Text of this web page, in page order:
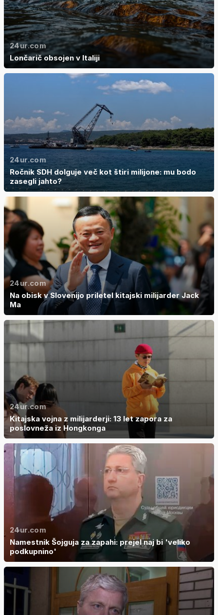
24ur.com
Lončarič obsojen v Italiji
24ur.com
Ročnik SDH dolguje več kot štiri milijone: mu bodo
zasegli jahto?
24ur.com
Na obisk v Slovenijo priletel kitajski milijarder Jack
Ma
24ur.com
Kitajska vojna z milijarderji: 13 let zapora za
poslovneža iz Hongkonga
24ur.com
Namestnik Šojguja za zapahi: prejel naj bi 'veliko
podkupnino'